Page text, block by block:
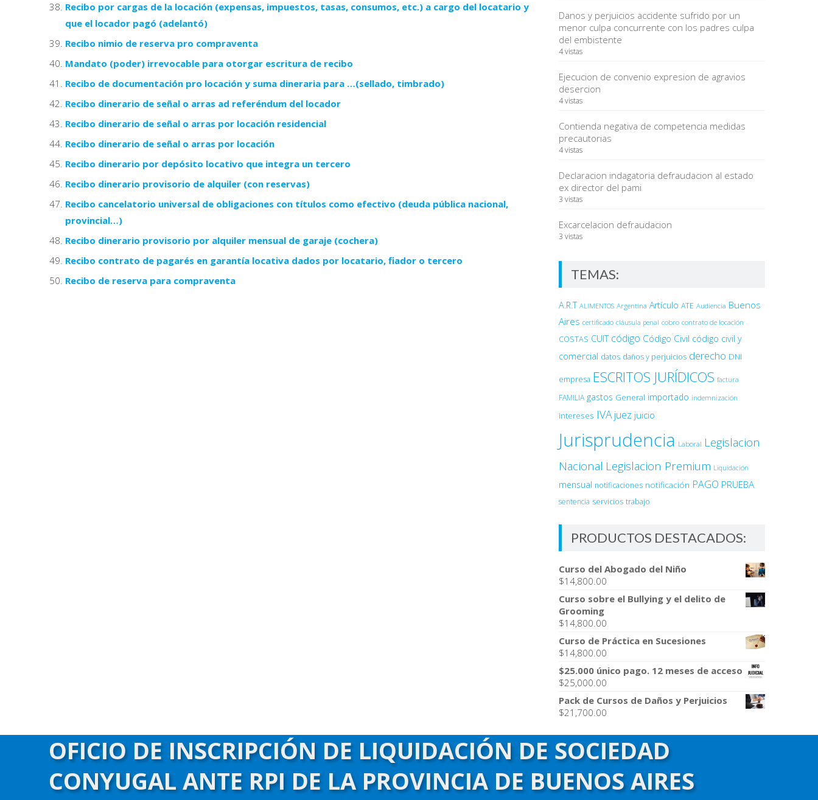
Recibo por cargas de la locación (expensas, impuestos, tasas, consumos, etc.) a cargo del locatario y
que el locador pagó (adelantó)
Recibo nimio de reserva pro compraventa
Mandato (poder) irrevocable para otorgar escritura de recibo
Recibo de documentación pro locación y suma dineraria para …(sellado, timbrado)
Recibo dinerario de señal o arras ad referéndum del locador
Recibo dinerario de señal o arras por locación residencial
Recibo dinerario de señal o arras por locación
Recibo dinerario por depósito locativo que integra un tercero
Recibo dinerario provisorio de alquiler (con reservas)
Recibo cancelatorio universal de obligaciones con títulos como efectivo (deuda pública nacional,
provincial…)
Recibo dinerario provisorio por alquiler mensual de garaje (cochera)
Recibo contrato de pagarés en garantía locativa dados por locatario, fiador o tercero
Recibo de reserva para compraventa
Danos y perjuicios accidente sufrido por un
menor culpa concurrente con los padres culpa
del embistente
4 vistas
Ejecucion de convenio expresion de agravios
desercion
4 vistas
Contienda negativa de competencia medidas
precautorias
4 vistas
Declaracion indagatoria defraudacion al estado
ex director del pami
3 vistas
Excarcelacion defraudacion
3 vistas
TEMAS:
A.R.T ALIMENTOS Argentina Artículo ATE Audiencia Buenos
Aires certificado cláusula penal cobro contrato de locación
COSTAS CUIT código Código Civil código civil y
comercial datos daños y perjuicios derecho DNI
empresa ESCRITOS JURÍDICOS factura
FAMILIA gastos General importado indemnización
intereses IVA juez juicio
Jurisprudencia Laboral Legislacion
Nacional Legislacion Premium Liquidación
mensual notificaciones notificación PAGO PRUEBA
sentencia servicios trabajo
PRODUCTOS DESTACADOS:
Curso del Abogado del Niño
$14,800.00
Curso sobre el Bullying y el delito de
Grooming
$14,800.00
Curso de Práctica en Sucesiones
$14,800.00
$25.000 único pago. 12 meses de acceso
$25,000.00
Pack de Cursos de Daños y Perjuicios
$21,700.00
OFICIO DE INSCRIPCIÓN DE LIQUIDACIÓN DE SOCIEDAD
CONYUGAL ANTE RPI DE LA PROVINCIA DE BUENOS AIRES